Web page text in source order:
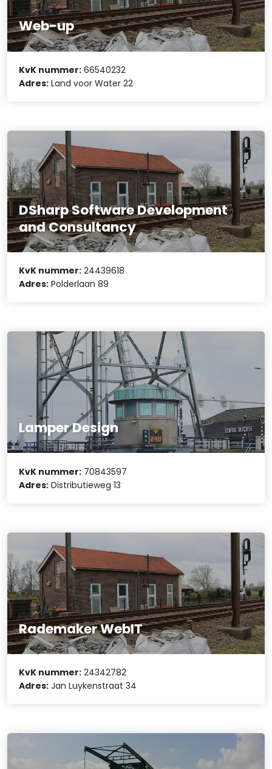
Web-up
KvK nummer: 66540232
Adres: Land voor Water 22
DSharp Software Development
and Consultancy
KvK nummer: 24439618
Adres: Polderlaan 89
Lamper Design
KvK nummer: 70843597
Adres: Distributieweg 13
Rademaker WebIT
KvK nummer: 24342782
Adres: Jan Luykenstraat 34